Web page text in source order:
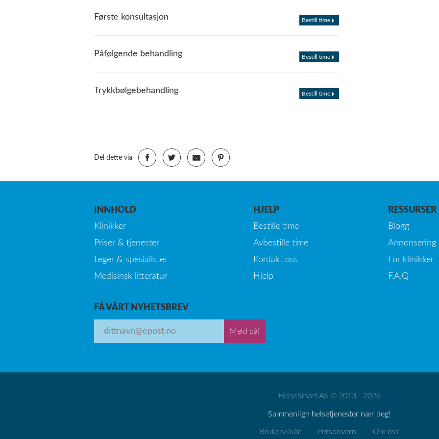
Første konsultasjon Bestill time
Påfølgende behandling Bestill time
Trykkbølgebehandling Bestill time
Del dette via
INNHOLD
Klinikker
Priser & tjenester
Leger & spesialister
Medisinsk litteratur
HJELP
Bestille time
Avbestille time
Kontakt oss
Hjelp
RESSURSER
Blogg
Annonsering
For klinikker
F.A.Q
FÅ VÅRT NYHETSBREV
Meld på!
HelseSmart AS © 2013 - 2026
Sammenlign helsetjenester nær deg!
Brukervilkår Personvern Om oss